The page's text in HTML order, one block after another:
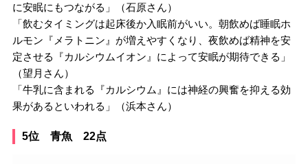
に安眠にもつながる」（石原さん）
「飲むタイミングは起床後か入眠前がいい。朝飲めば睡眠ホ
ルモン『メラトニン』が増えやすくなり、夜飲めば精神を安
定させる『カルシウムイオン』によって安眠が期待できる」
（望月さん）
「牛乳に含まれる『カルシウム』には神経の興奮を抑える効
果があるといわれる」（浜本さん）
5位 青魚 22点